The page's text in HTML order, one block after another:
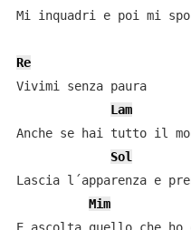
Mi inquadri e poi mi
Re
Vivimi senza paura
Lam
Anche se hai tutto il
Sol
Lascia l´apparenza e
Mim